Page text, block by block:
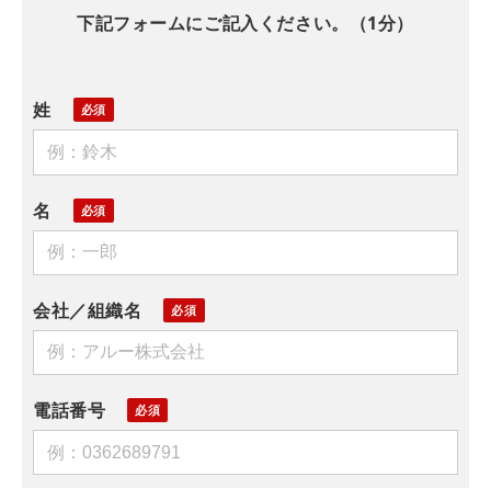
下記フォームにご記入ください。（1分）
姓
名
会社／組織名
電話番号